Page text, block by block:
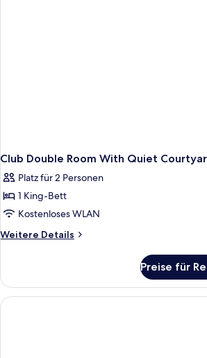
Club Double Room With Quiet
Platz für 2 Personen
1 King-Bett
Kostenloses WLAN
Weitere Details
Weitere
Double
Room
With
Preise für